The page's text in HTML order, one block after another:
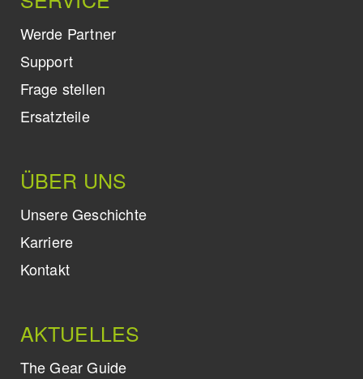
Werde Partner
Support
Frage stellen
Ersatzteile
ÜBER UNS
Unsere Geschichte
Karriere
Kontakt
AKTUELLES
The Gear Guide